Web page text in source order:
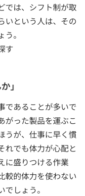
では、シフト制が取
いという人は、その
。
す
」
であることが多いで
がった製品を運ぶこ
うが、仕事に早く慣
れでも体力が心配と
に盛りつける作業
較的体力を使わない
しょう。